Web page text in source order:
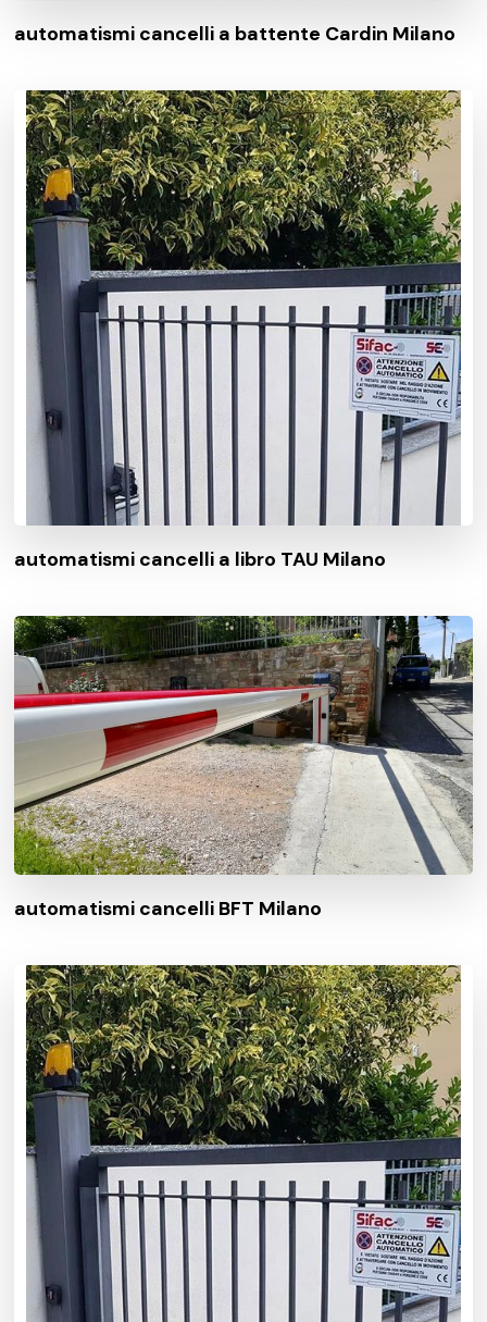
automatismi cancelli a battente Cardin Milano
automatismi cancelli a libro TAU Milano
automatismi cancelli BFT Milano